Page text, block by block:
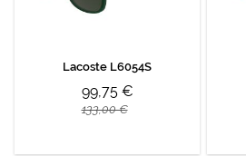
Lacoste L6054S
99,75 €
133,00 €